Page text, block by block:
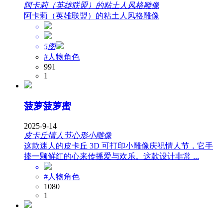
阿卡莉（英雄联盟）的粘土人风格雕像
阿卡莉（英雄联盟）的粘土人风格雕像
5图
#人物角色
991
1
菠萝菠萝蜜
2025-9-14
皮卡丘情人节心形小雕像
这款迷人的皮卡丘 3D 可打印小雕像庆祝情人节，它手
捧一颗鲜红的心来传播爱与欢乐。这款设计非常 ...
#人物角色
1080
1